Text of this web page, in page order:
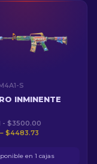
S
INMINENTE
- $3500.00
$4483.73
en 1 cajas